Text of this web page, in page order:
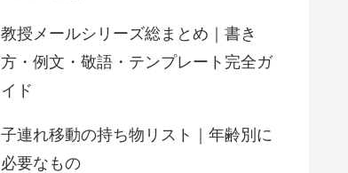
教授メールシリーズ総まとめ｜書き
方・例文・敬語・テンプレート完全ガ
イド
子連れ移動の持ち物リスト｜年齢別に
必要なもの